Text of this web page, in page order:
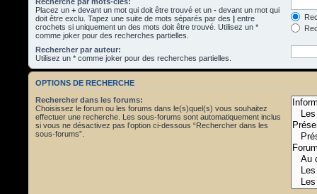
Placez un + devant un mot qui doit être trouvé et un - devant un mot qui
doit être exclu. Tapez une suite de mots séparés par des | entre
crochets si uniquement un des mots doit être trouvé. Utilisez un *
comme joker pour des recherches partielles.
Rechercher par auteur:
Utilisez un * comme joker pour des recherches partielles.
OPTIONS DE RECHERCHE
Rechercher dans les forums:
Choisissez le forum ou les forums dans le(s)quel(s) vous souhaitez
effectuer une recherche. Les sous-forums sont automatiquement inclus
si vous ne désactivez pas l’option ci-dessous “Rechercher dans les
sous-forums”.